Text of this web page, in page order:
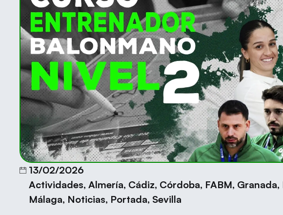
13/02/2026
Actividades, Almería, Cádiz, Córdoba, FABM, Granada,
Málaga, Noticias, Portada, Sevilla